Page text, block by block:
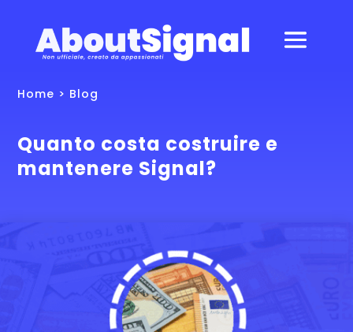
Home > Blog
Quanto costa costruire e
mantenere Signal?